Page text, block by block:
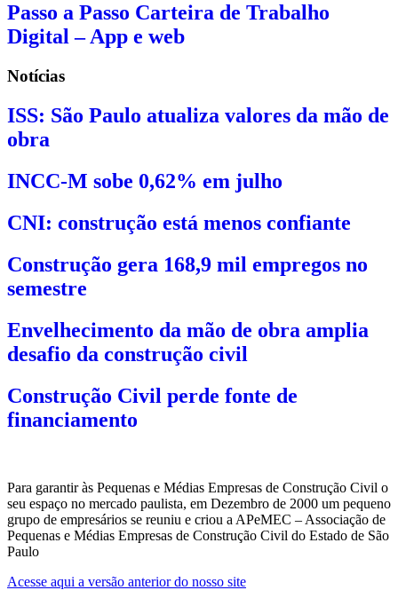
Passo a Passo Carteira de Trabalho
Digital – App e web
Notícias
ISS: São Paulo atualiza valores da mão de
obra
INCC-M sobe 0,62% em julho
CNI: construção está menos confiante
Construção gera 168,9 mil empregos no
semestre
Envelhecimento da mão de obra amplia
desafio da construção civil
Construção Civil perde fonte de
financiamento
Para garantir às Pequenas e Médias Empresas de Construção Civil o
seu espaço no mercado paulista, em Dezembro de 2000 um pequeno
grupo de empresários se reuniu e criou a APeMEC – Associação de
Pequenas e Médias Empresas de Construção Civil do Estado de São
Paulo
Acesse aqui a versão anterior do nosso site